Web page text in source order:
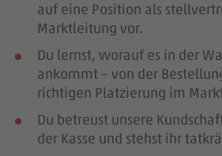
auf eine Position als
Marktleitung vor.
Du lernst, worauf es in der
ankommt – von der
richtigen Platzierung im
Du betreust unsere
der Kasse und stehst ihr